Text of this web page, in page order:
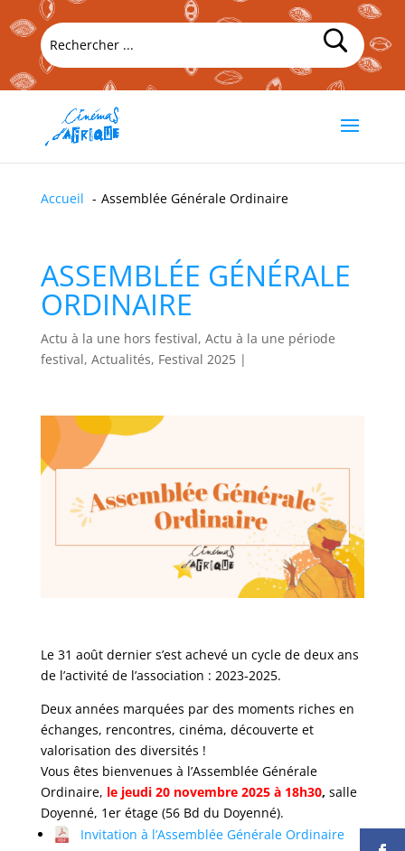
Accueil Assemblée Générale Ordinaire
ASSEMBLÉE GÉNÉRALE
ORDINAIRE
Actu à la une hors festival, Actu à la une période
festival, Actualités, Festival 2025|
Le 31 août dernier s’est achevé un cycle de deux ans
de l’activité de l’association : 2023-2025.
Deux années marquées par des moments riches en
échanges, rencontres, cinéma, découverte et
valorisation des diversités !
Vous êtes bienvenues à l’Assemblée Générale
Ordinaire, le jeudi 20 novembre 2025 à 18h30, salle
Doyenné, 1er étage (56 Bd du Doyenné).
Invitation à l’Assemblée Générale Ordinaire